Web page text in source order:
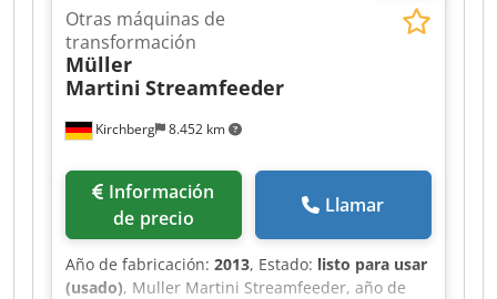
Kirchberg 8.452 km
Otras máquinas de
transformación
Müller
Martini Streamfeeder
de precio
Llamar
Año de fabricación: 2013, Estado: listo para usar
(usado), Muller Martini Streamfeeder, año de